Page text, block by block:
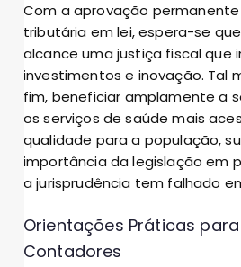
Com a aprovação
tributária em lei, espera-se
alcance uma justiça fiscal que
investimentos e inovação. Tal
fim, beneficiar amplamente a
os serviços de saúde mais
qualidade para a população,
importância da legislação em
a jurisprudência tem falhado
Orientações Práticas
Contadores